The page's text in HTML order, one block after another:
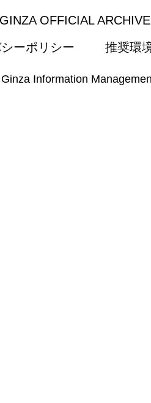
GINZA OFFICIAL
ーポリシー
推奨環
Information